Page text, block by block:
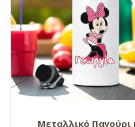
Μεταλλικό Παγούρι